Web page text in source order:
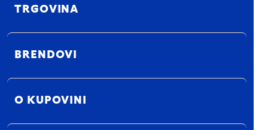
TRGOVINA
BRENDOVI
O KUPOVINI